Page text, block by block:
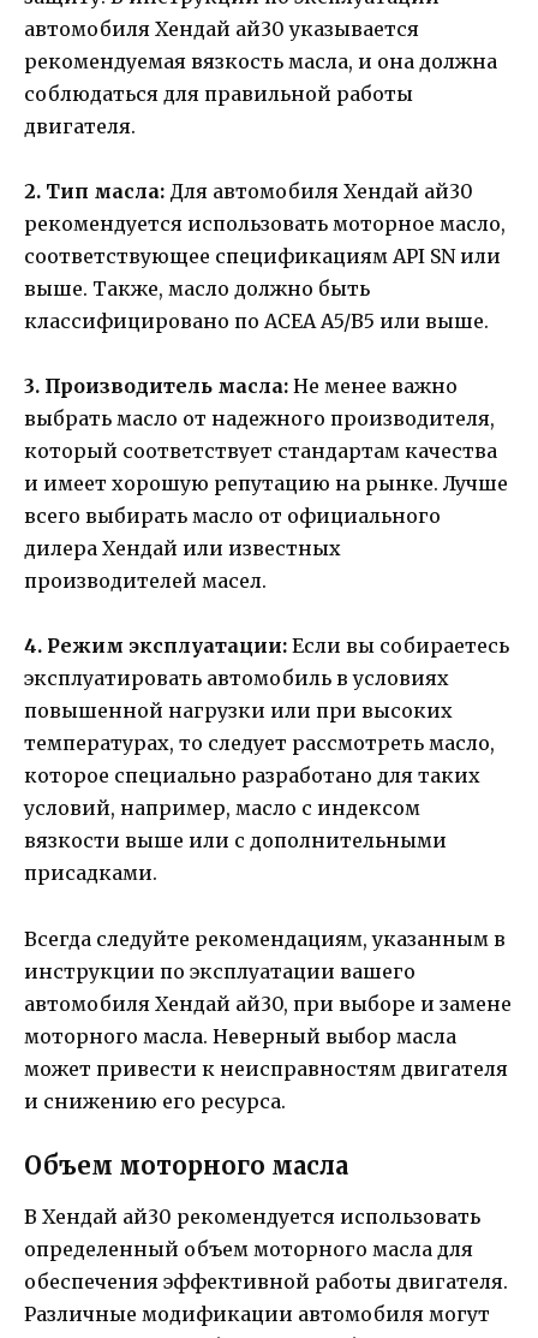
автомобиля Хендай ай30 указывается
рекомендуемая вязкость масла, и она должна
соблюдаться для правильной работы
двигателя.
2. Тип масла: Для автомобиля Хендай ай30
рекомендуется использовать моторное масло,
соответствующее спецификациям API SN или
выше. Также, масло должно быть
классифицировано по ACEA A5/B5 или выше.
3. Производитель масла: Не менее важно
выбрать масло от надежного производителя,
который соответствует стандартам качества
и имеет хорошую репутацию на рынке. Лучше
всего выбирать масло от официального
дилера Хендай или известных
производителей масел.
4. Режим эксплуатации: Если вы собираетесь
эксплуатировать автомобиль в условиях
повышенной нагрузки или при высоких
температурах, то следует рассмотреть масло,
которое специально разработано для таких
условий, например, масло с индексом
вязкости выше или с дополнительными
присадками.
Всегда следуйте рекомендациям, указанным в
инструкции по эксплуатации вашего
автомобиля Хендай ай30, при выборе и замене
моторного масла. Неверный выбор масла
может привести к неисправностям двигателя
и снижению его ресурса.
Объем моторного масла
В Хендай ай30 рекомендуется использовать
определенный объем моторного масла для
обеспечения эффективной работы двигателя.
Различные модификации автомобиля могут